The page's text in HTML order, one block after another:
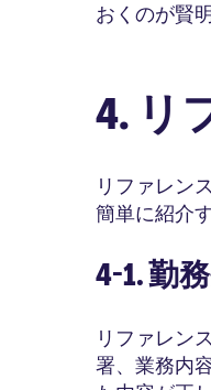
おくのが賢
4. リ
リファレン
簡単に紹介
4-1. 勤
リファレン
署、業務内